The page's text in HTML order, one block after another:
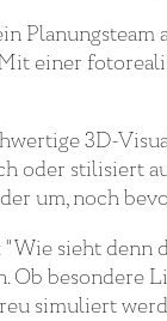
einer
3D-
oder stilisiert
um, noch
sieht denn
Ob besondere
simuliert